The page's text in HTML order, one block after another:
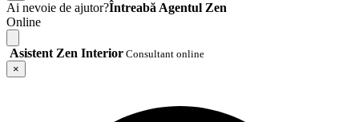
Ai nevoie de ajutor?Întreabă Agentul Zen
Online
Asistent Zen Interior Consultant online
×